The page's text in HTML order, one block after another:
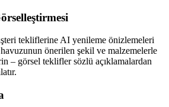
tekliflerine AI yenileme önizlemeleri
önerilen şekil ve malzemelerle
– görsel teklifler sözlü açıklamalardan